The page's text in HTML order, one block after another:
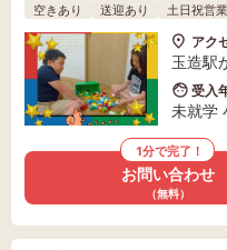
空きあり 送迎あり 土日祝営業
アク
玉造駅
受入
未就学
1分で完了！
お問い合わせ
（無料）